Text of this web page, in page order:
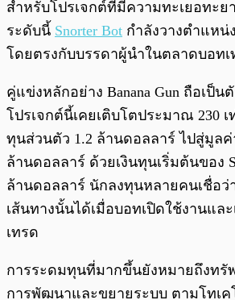
สำหรับโปรเจกต์ที่มีความทะเยอทะย
ระดับนี้ Snorter Bot กำลังวางตำแหน่
โดยตรงกับบรรดาผู้นำในตลาดบอทเ
คู่แข่งหลักอย่าง Banana Gun ถือเป็
โปรเจกต์นี้เคยเติบโตประมาณ 230
ทุนส่วนตัว 1.2 ล้านดอลลาร์ ไปสู่มูล
ล้านดอลลาร์ ด้วยเงินทุนเริ่มต้นของ
ล้านดอลลาร์ นักลงทุนหลายคนเชื่อ
เส้นทางนั้นได้เมื่อบอทเปิดใช้งานแล
เทรด
การระดมทุนที่มากขึ้นยังหมายถึงทรั
การพัฒนาและขยายระบบ ตามโทเค